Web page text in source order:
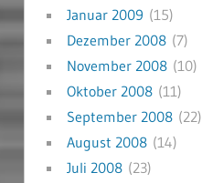
Januar 2009 (15)
Dezember 2008(7)
November 2008(10)
Oktober 2008(11)
September 2008(22)
August 2008(14)
Juli 2008(23)